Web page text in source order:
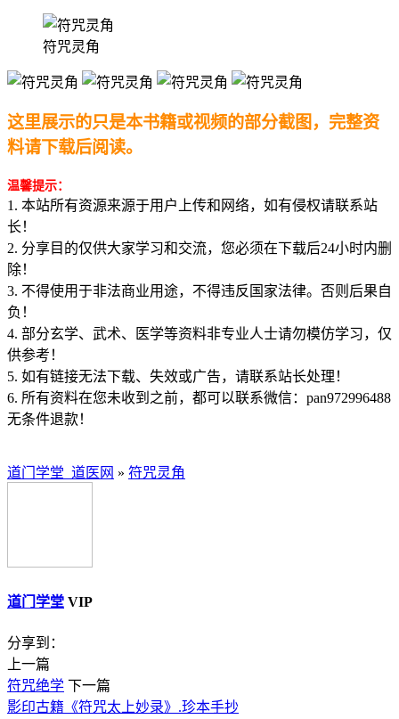
符咒灵角
这里展示的只是本书籍或视频的部分截图，完整资
料请下载后阅读。
温馨提示：
1. 本站所有资源来源于用户上传和网络，如有侵权请联系站
长！
2. 分享目的仅供大家学习和交流，您必须在下载后24小时内删
除！
3. 不得使用于非法商业用途，不得违反国家法律。否则后果自
负！
4. 部分玄学、武术、医学等资料非专业人士请勿模仿学习，仅
供参考！
5. 如有链接无法下载、失效或广告，请联系站长处理！
6. 所有资料在您未收到之前，都可以联系微信：pan972996488
无条件退款！
道门学堂_道医网 » 符咒灵角
道门学堂 VIP
分享到：
上一篇
符咒绝学 下一篇
影印古籍《符咒太上妙录》.珍本手抄